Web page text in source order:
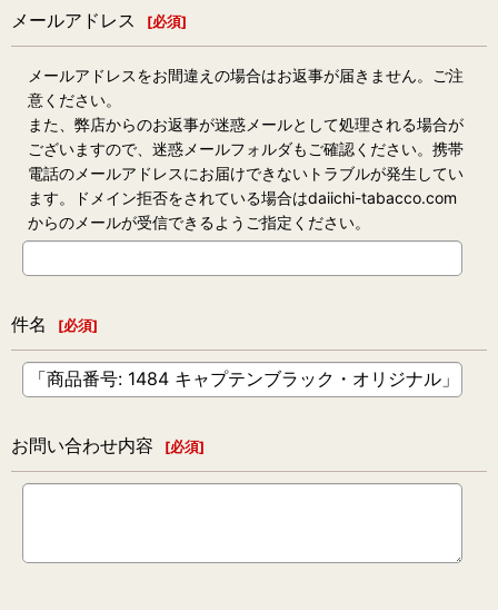
メールアドレス [必須]
メールアドレスをお間違えの場合はお返事が届きません。ご注
意ください。
また、弊店からのお返事が迷惑メールとして処理される場合が
ございますので、迷惑メールフォルダもご確認ください。携帯
電話のメールアドレスにお届けできないトラブルが発生してい
ます。ドメイン拒否をされている場合はdaiichi-tabacco.com
からのメールが受信できるようご指定ください。
件名 [必須]
お問い合わせ内容 [必須]